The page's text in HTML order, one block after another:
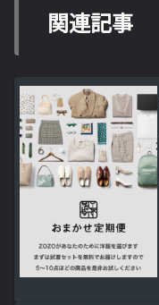
関連記事